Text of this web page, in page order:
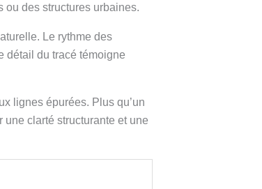
ou des structures urbaines.
Le rythme des
détail du tracé témoigne
lignes épurées. Plus qu’un
une clarté structurante et une